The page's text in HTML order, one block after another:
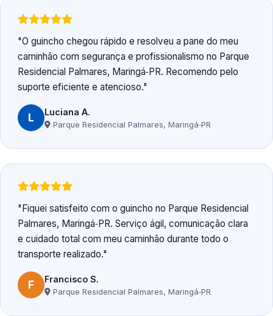
O guincho chegou rápido e resolveu a pane do meu
caminhão com segurança e profissionalismo no Parque
Residencial Palmares, Maringá‑PR. Recomendo pelo
suporte eficiente e atencioso.
L Luciana A.
Parque Residencial Palmares, Maringá‑PR
Fiquei satisfeito com o guincho no Parque Residencial
Palmares, Maringá‑PR. Serviço ágil, comunicação clara
e cuidado total com meu caminhão durante todo o
transporte realizado.
F Francisco S.
Parque Residencial Palmares, Maringá‑PR